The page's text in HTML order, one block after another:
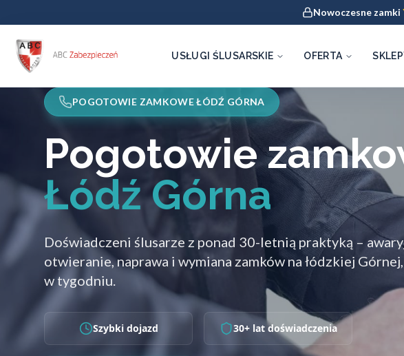
Nowoczesne zamki
USŁUGI ŚLUSARSKIE OFERTA
POGOTOWIE ZAMKOWE ŁÓDŹ GÓRNA
Pogotowie
Łódź Górna
Doświadczeni ślusarze z ponad 30-letnią praktyką –
otwieranie, naprawa i wymiana zamków na łódzkiej
w tygodniu.
Szybki dojazd 30+ lat doświadczenia